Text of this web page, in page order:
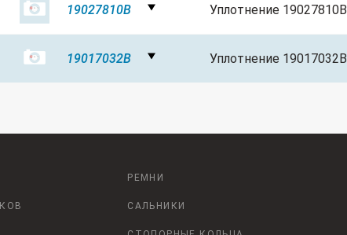
19027810B Уплотнение 19027810B
19017032B Уплотнение 19017032B
РЕМНИ
САЛЬНИКИ